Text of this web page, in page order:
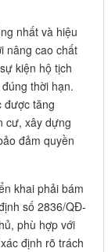
nhất và hiệu
nâng cao chất
kiện hộ tịch
thời hạn.
được tăng
cư, xây dựng
đảm quyền
khai phải bám
số 2836/QĐ-
phù hợp với
định rõ trách